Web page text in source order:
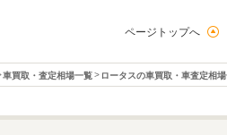
ページトップへ
車買取・査定相場一覧 ロータスの車買取・車査定相